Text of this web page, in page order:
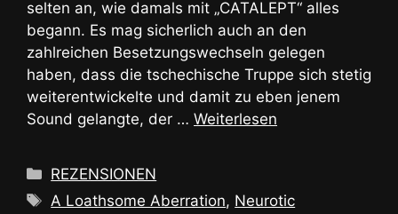
selten an, wie damals mit „CATALEPT“ alles
begann. Es mag sicherlich auch an den
zahlreichen Besetzungswechseln gelegen
haben, dass die tschechische Truppe sich stetig
weiterentwickelte und damit zu eben jenem
Sound gelangte, der … Weiterlesen
Kategorien
REZENSIONEN
Schlagwörter
A Loathsome Aberration, Neurotic